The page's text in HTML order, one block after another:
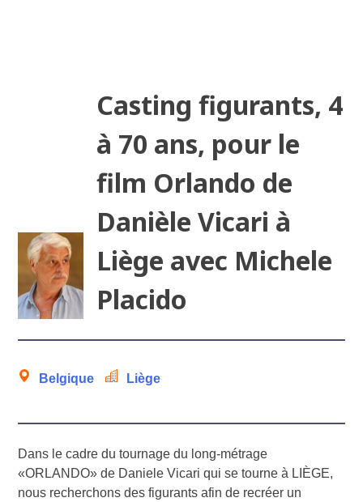
Casting figurants, 4
à 70 ans, pour le
film Orlando de
Danièle Vicari à
Liège avec Michele
Placido
Belgique Liège
Dans le cadre du tournage du long-métrage
«ORLANDO» de Daniele Vicari qui se tourne à LIÈGE,
nous recherchons des figurants afin de recréer un